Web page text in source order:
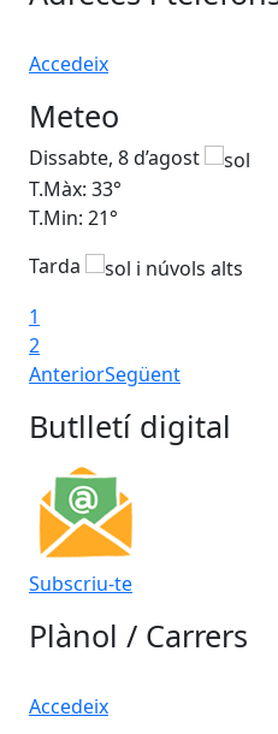
Accedeix
Meteo
Dissabte, 8 d’agost
T.Màx: 33°
T.Min: 21°
Tarda
1
2
AnteriorSegüent
Butlletí digital
Subscriu-te
Plànol / Carrers
Accedeix